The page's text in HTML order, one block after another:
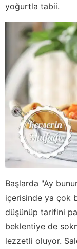
yoğurtla tabii.
Başlarda "Ay
içerisinde ya çok
düşünüp tarifini
beklentiye de
lezzetli oluyor.